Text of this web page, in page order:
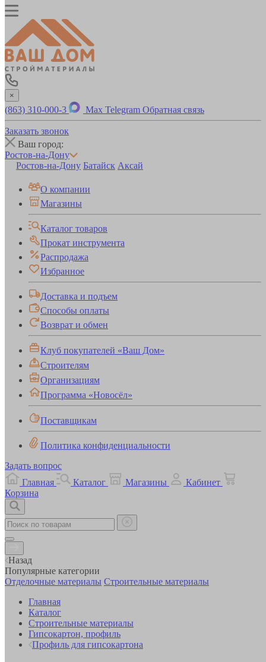
×
(863) 310-000-3 Max Telegram Обратная связь
Заказать звонок
Ваш город:
Ростов-на-Дону
Ростов-на-Дону Батайск Аксай
О компании
Магазины
Каталог товаров
Прокат инструмента
Распродажа
Избранное
Доставка и подъем
Способы оплаты
Возврат и обмен
Клуб покупателей «Ваш Дом»
Строителям
Организациям
Программа «Новосёл»
Поставщикам
Политика конфиденциальности
Задать вопрос
Главная
Каталог Магазины
Кабинет
Корзина
Назад
Популярные категории
Отделочные материалы Строительные материалы
Главная
Каталог
Строительные материалы
Гипсокартон, профиль
Профиль для гипсокартона